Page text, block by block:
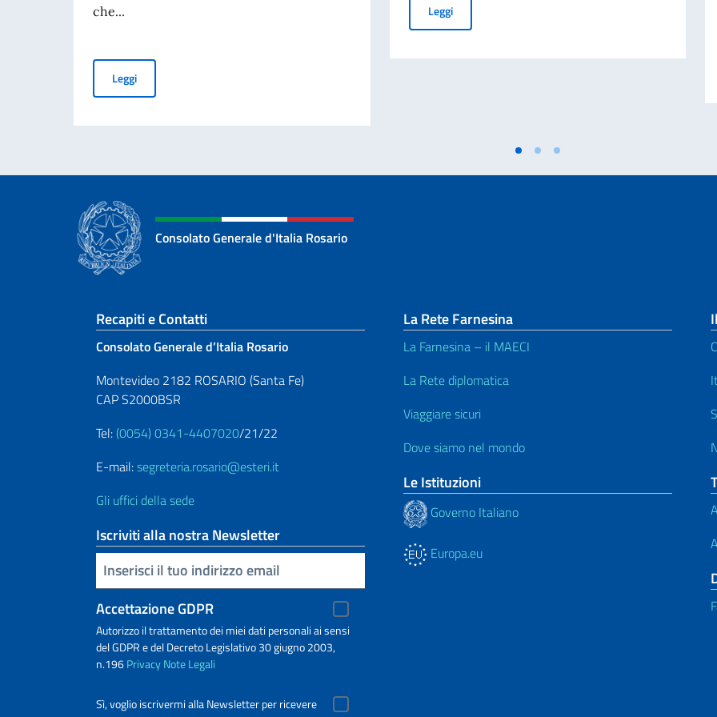
che...
LeggiGiornata Nazionale del Sacrificio del Lavoro Italiano nel Mondo – 70° anniversario della tragedia di Marcinelle
LeggiVerdi, il musicista che commuove
Consolato Generale d'Italia Rosario
Sezione footer
Recapiti e Contatti
Consolato Generale d’Italia Rosario
Montevideo 2182 ROSARIO (Santa Fe)
CAP S2000BSR
Tel: (0054) 0341-4407020/21/22
E-mail:segreteria.rosario@esteri.it
Gli uffici della sede
Iscriviti alla nostra Newsletter
Inserisci la tua email
Accettazione GDPR
Autorizzo il trattamento dei miei dati personali ai sensi
del GDPR e del Decreto Legislativo 30 giugno 2003,
n.196PrivacyNote Legali
Sì, voglio iscrivermi alla Newsletter per ricevere
La Rete Farnesina
La Farnesina – il MAECI
La Rete diplomatica
Viaggiare sicuri
Dove siamo nel mondo
Le Istituzioni
Governo Italiano
Europa.eu